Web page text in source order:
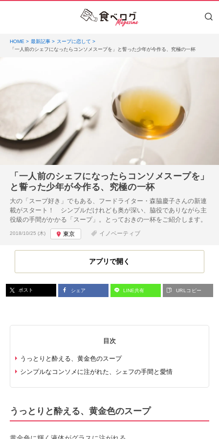
HOME 最新記事
スープに恋して
「一人前のシェフになったらコンソメスープを」と誓った少年が今作る、究極の一杯
「一人前のシェフになったらコンソメスープを」
と誓った少年が今作る、究極の一杯
大の「スープ好き」でもある、フードライター・森脇慶子さんの新連
載がスタート！ シンプルだけれども奥が深い、脇役でありながら主
役級の手間がかかる「スープ」。とっておきの一杯をご紹介します。
投稿日:
2018/10/25 (木) 東京 イノベーティブ
アプリで開く
ポスト シェア LINE共有 URLコピー
目次
うっとりと酔える、黄金色のスープ
シンプルなコンソメに注がれた、シェフの手間と愛情
うっとりと酔える、黄金色のスープ